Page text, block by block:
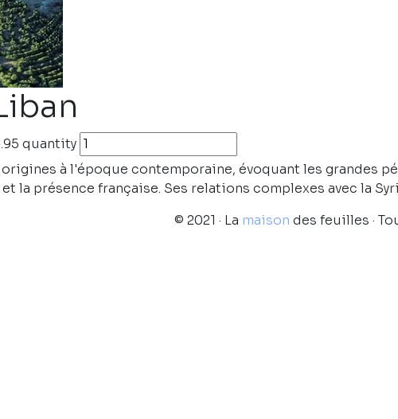
quantity
à l'époque contemporaine, évoquant les grandes
la présence française. Ses relations complexes avec la
© 2021 · La maison des feuilles ·